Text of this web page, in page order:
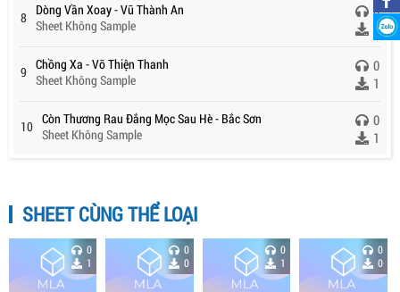
8 Dòng Vần Xoay - Vũ Thành An
Sheet Không Sample
0
1
9 Chồng Xa - Võ Thiện Thanh
Sheet Không Sample
0
1
10 Còn Thương Rau Đắng Mọc Sau Hè - Bắc Sơn
Sheet Không Sample
0
1
SHEET CÙNG THỂ LOẠI
0
1
0
0
0
1
0
0